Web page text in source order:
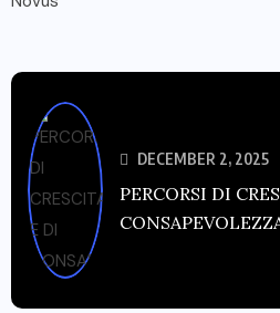
DECEMBER 2, 2025
PERCORSI DI